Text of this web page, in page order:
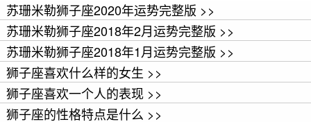
苏珊米勒狮子座2020年运势完整版 >>
苏珊米勒狮子座2018年2月运势完整版 >>
苏珊米勒狮子座2018年1月运势完整版 >>
狮子座喜欢什么样的女生 >>
狮子座喜欢一个人的表现 >>
狮子座的性格特点是什么 >>